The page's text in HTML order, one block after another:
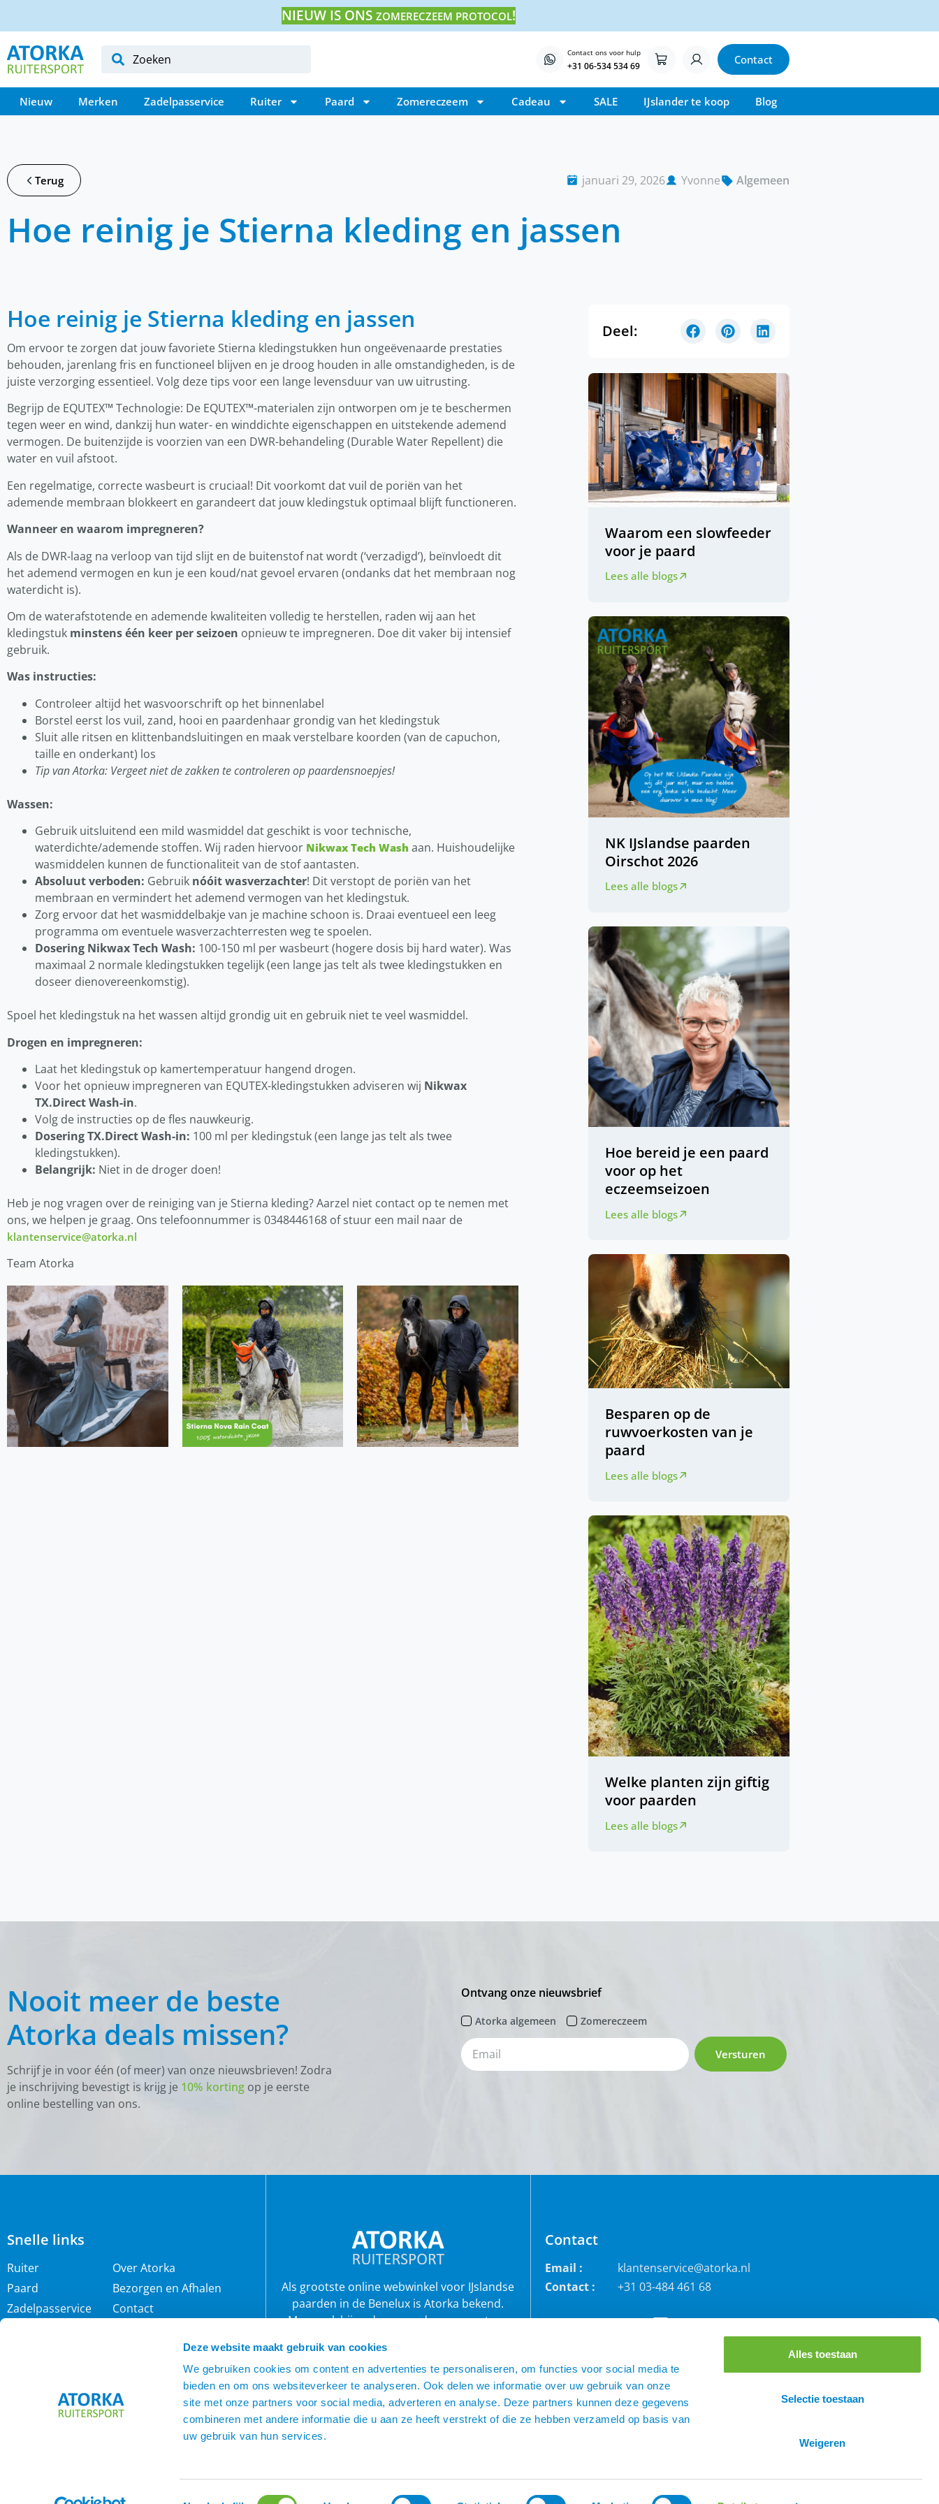
Deze website maakt gebruik van cookies
We gebruiken cookies om content en advertenties te personaliseren, om functies voor social media te
bieden en om ons websiteverkeer te analyseren. Ook delen we informatie over uw gebruik van onze
site met onze partners voor social media, adverteren en analyse. Deze partners kunnen deze gegevens
combineren met andere informatie die u aan ze heeft verstrekt of die ze hebben verzameld op basis van
uw gebruik van hun services.
Toestemmingsselectie
Alles toestaan
Selectie toestaan
Weigeren
NIEUW IS ONS ZOMERECZEEM PROTOCOL!
Contact ons voor hulp
+31 06-534 534 69 Contact
Nieuw Merken Zadelpasservice Ruiter Paard Zomereczeem Cadeau SALE IJslander te koop Blog
Terug januari 29, 2026 Yvonne Algemeen
Hoe reinig je Stierna kleding en jassen
Hoe reinig je Stierna kleding en jassen
Om ervoor te zorgen dat jouw favoriete Stierna kledingstukken hun ongeëvenaarde prestaties
behouden, jarenlang fris en functioneel blijven en je droog houden in alle omstandigheden, is de
juiste verzorging essentieel. Volg deze tips voor een lange levensduur van uw uitrusting.
Begrijp de EQUTEX™ Technologie: De EQUTEX™-materialen zijn ontworpen om je te beschermen
tegen weer en wind, dankzij hun water- en winddichte eigenschappen en uitstekende ademend
vermogen. De buitenzijde is voorzien van een DWR-behandeling (Durable Water Repellent) die
water en vuil afstoot.
Een regelmatige, correcte wasbeurt is cruciaal! Dit voorkomt dat vuil de poriën van het
ademende membraan blokkeert en garandeert dat jouw kledingstuk optimaal blijft functioneren.
Wanneer en waarom impregneren?
Als de DWR-laag na verloop van tijd slijt en de buitenstof nat wordt (‘verzadigd’), beïnvloedt dit
het ademend vermogen en kun je een koud/nat gevoel ervaren (ondanks dat het membraan nog
waterdicht is).
Om de waterafstotende en ademende kwaliteiten volledig te herstellen, raden wij aan het
kledingstuk minstens één keer per seizoen opnieuw te impregneren. Doe dit vaker bij intensief
gebruik.
Was instructies:
Controleer altijd het wasvoorschrift op het binnenlabel
Borstel eerst los vuil, zand, hooi en paardenhaar grondig van het kledingstuk
Sluit alle ritsen en klittenbandsluitingen en maak verstelbare koorden (van de capuchon,
taille en onderkant) los
Tip van Atorka: Vergeet niet de zakken te controleren op paardensnoepjes!
Wassen:
Gebruik uitsluitend een mild wasmiddel dat geschikt is voor technische,
waterdichte/ademende stoffen. Wij raden hiervoor Nikwax Tech Wash aan. Huishoudelijke
wasmiddelen kunnen de functionaliteit van de stof aantasten.
Absoluut verboden: Gebruik nóóit wasverzachter! Dit verstopt de poriën van het
membraan en vermindert het ademend vermogen van het kledingstuk.
Zorg ervoor dat het wasmiddelbakje van je machine schoon is. Draai eventueel een leeg
programma om eventuele wasverzachterresten weg te spoelen.
Dosering Nikwax Tech Wash: 100-150 ml per wasbeurt (hogere dosis bij hard water). Was
maximaal 2 normale kledingstukken tegelijk (een lange jas telt als twee kledingstukken en
doseer dienovereenkomstig).
Spoel het kledingstuk na het wassen altijd grondig uit en gebruik niet te veel wasmiddel.
Drogen en impregneren:
Laat het kledingstuk op kamertemperatuur hangend drogen.
Voor het opnieuw impregneren van EQUTEX-kledingstukken adviseren wij Nikwax
TX.Direct Wash-in.
Volg de instructies op de fles nauwkeurig.
Dosering TX.Direct Wash-in: 100 ml per kledingstuk (een lange jas telt als twee
kledingstukken).
Belangrijk: Niet in de droger doen!
Heb je nog vragen over de reiniging van je Stierna kleding? Aarzel niet contact op te nemen met
ons, we helpen je graag. Ons telefoonnummer is 0348446168 of stuur een mail naar de
klantenservice@atorka.nl
Team Atorka
Deel:
Waarom een slowfeeder
voor je paard
Lees alle blogs
NK IJslandse paarden
Oirschot 2026
Lees alle blogs
Hoe bereid je een paard
voor op het
eczeemseizoen
Lees alle blogs
Besparen op de
ruwvoerkosten van je
paard
Lees alle blogs
Welke planten zijn giftig
voor paarden
Lees alle blogs
Nooit meer de beste
Atorka deals missen?
Schrijf je in voor één (of meer) van onze nieuwsbrieven! Zodra
je inschrijving bevestigt is krijg je 10% korting op je eerste
online bestelling van ons.
Ontvang onze nieuwsbrief
Atorka algemeen Zomereczeem
Versturen
Snelle links
Ruiter
Paard
Zadelpasservice
Over Atorka
Bezorgen en Afhalen
Contact
Voorwaarden
Als grootste online webwinkel voor IJslandse
paarden in de Benelux is Atorka bekend.
Maar ook bij andere paardenrassen staan
rijbroeken, waterdichte ruiterjassen en zo
veel meer!
Contact
Email :
klantenservice@atorka.nl
Contact :
+31 03-484 461 68
0